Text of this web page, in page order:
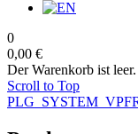
0
0,00 €
Der Warenkorb ist leer.
Scroll to Top